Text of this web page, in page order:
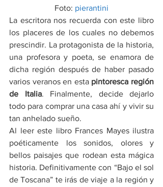
Foto: pierantini
La escritora nos recuerda con este libro
los placeres de los cuales no debemos
prescindir. La protagonista de la historia,
una profesora y poeta, se enamora de
dicha región después de haber pasado
varios veranos en esta pintoresca región
de Italia. Finalmente, decide dejarlo
todo para comprar una casa ahí y vivir su
tan anhelado sueño.
Al leer este libro Frances Mayes ilustra
poéticamente los sonidos, olores y
bellos paisajes que rodean esta mágica
historia. Definitivamente con “Bajo el sol
de Toscana” te irás de viaje a la región y